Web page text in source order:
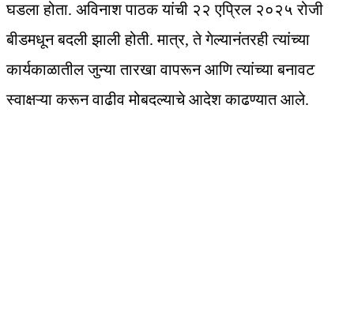
घडला होता. अविनाश पाठक यांची २२ एप्रिल २०२५ रोजी
बीडमधून बदली झाली होती. मात्र, ते गेल्यानंतरही त्यांच्या
कार्यकाळातील जुन्या तारखा वापरून आणि त्यांच्या बनावट
स्वाक्षऱ्या करून वाढीव मोबदल्याचे आदेश काढण्यात आले.